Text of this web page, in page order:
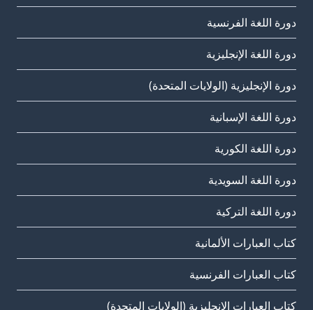
دورة اللغة الفرنسية
دورة اللغة الإنجليزية
دورة الإنجليزية (الولايات المتحدة)
دورة اللغة الإسبانية
دورة اللغة الكورية
دورة اللغة السويدية
دورة اللغة التركية
كتاب العبارات الألمانية
كتاب العبارات الفرنسية
كتاب العبارات الإنجليزية (الولايات المتحدة)